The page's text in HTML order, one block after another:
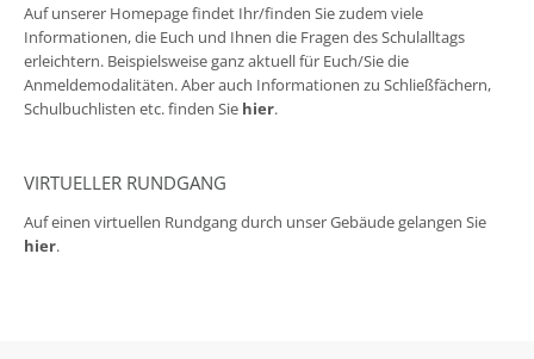
Auf unserer Homepage findet Ihr/finden Sie zudem viele
Informationen, die Euch und Ihnen die Fragen des Schulalltags
erleichtern. Beispielsweise ganz aktuell für Euch/Sie die
Anmeldemodalitäten. Aber auch Informationen zu Schließfächern,
Schulbuchlisten etc. finden Sie hier.
VIRTUELLER RUNDGANG
Auf einen virtuellen Rundgang durch unser Gebäude gelangen Sie
hier.